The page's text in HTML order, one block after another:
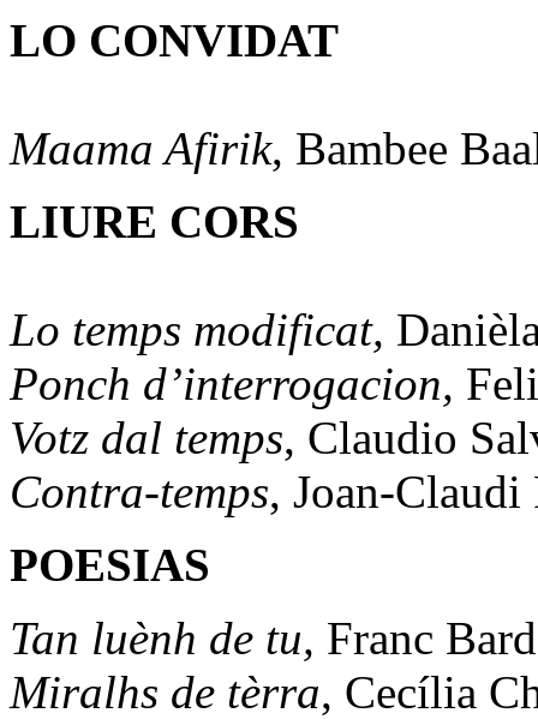
LO CONVIDAT
Maama Afirik, Bambee
LIURE CORS
Lo temps modificat,
Ponch d’interrogacion,
Votz dal temps, Claudio
Contra-temps, Joan-Claudi
POESIAS
Tan luènh de tu, Franc
Miralhs de tèrra, Cecília